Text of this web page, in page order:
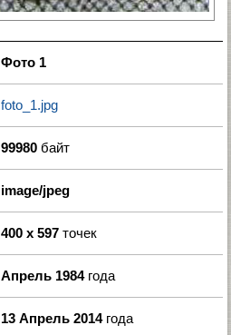
Фото 1
foto_1.jpg
99980 байт
image/jpeg
400 x 597 точек
Апрель 1984года
13 Апрель 2014года